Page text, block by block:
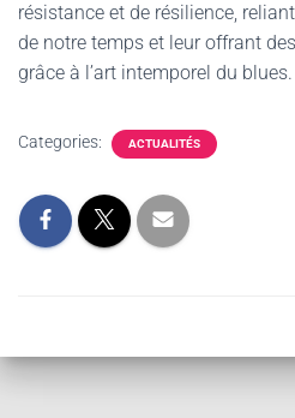
résistance et de résilience,
de notre temps et leur offrant
grâce à l’art intemporel du blues.
Categories: ACTUALITÉS